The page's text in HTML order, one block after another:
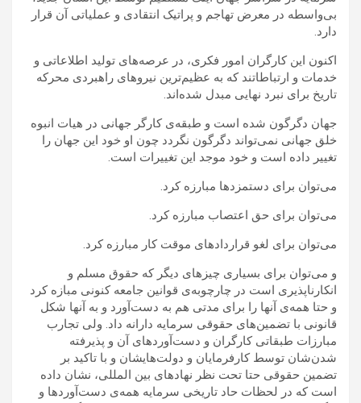
بی‌واسطه در معرض تهاجم و پراتیک انتقادی و عملیاتی آن قرار
دارد.
اکنون این کارگران امور فکری، در عرصه‌های تولید اطلاعاتی و
خدمات و ارتباطاتند که به عظیم‌ترین نیروهای راهبردی محرکه
تاریخ برای نبرد نهایی مبدل شده‌اند.
جهان دگرگون شده است و طبقه‌ی کارگر جهانی در هیات انبوه
خلق جهانی نمی‌تواند دگرگون نگردد چون او خود این جهان را
تغییر داده است و خود موجد این تغییرات است.
می‌توان برای دستمزدها مبارزه کرد.
می‌توان برای حق اعتصاب مبارزه کرد.
می‌توان برای لغو قراردادهای موقت کار مبارزه کرد.
و می‌توان برای بسیاری چیزهای دیگر که حقوق مسلم و
انکارناپذیری است در چارچوبه‌ی قوانین جامعه کنونی مبازه کرد
و حتا همه‌ی آنها را برای مدتی هم به دست‌آورد و به آنها شکل
قانونی با تضمین‌های حقوقی سرمایه دارانه داد. ولی تجارب
مبارزات طبقاتی کارگران و دست‌آوردهای آن و پذیرفته
شدن‌شان توسط کارفرمایان و دولت‌هایشان و با تاکید بر
تضمین حقوقی حتا تحت نظر نهادهای بین المللی، نشان داده
است که در لحظات حاد تاریخی سرمایه همه‌ی دست‌آوردها و